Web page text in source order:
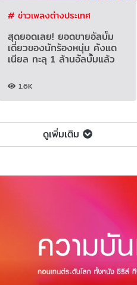
# ข่าวเพลงต่างประเทศ
สุดยอดเลย! ยอดขายอัลบั้ม
เดี่ยวของนักร้องหนุ่ม คังแด
เนียล ทะลุ 1 ล้านอัลบั้มแล้ว
1.6K
ดูเพิ่มเติม